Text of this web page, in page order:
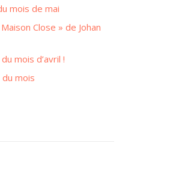
mois de mai
Close » de Johan
mois d’avril !
mois